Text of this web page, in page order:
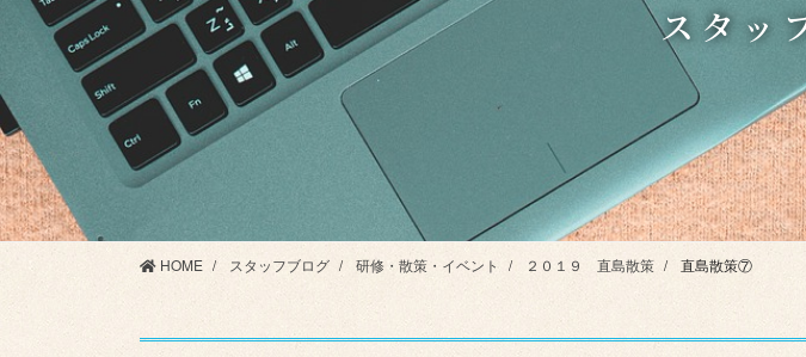
スタッ
HOME スタッフブログ 研修・散策・イベント ２０１９ 直島散策 直島散策⑦